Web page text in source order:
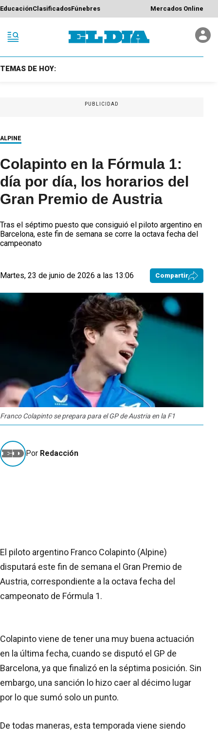
EducaciónClasificadosFúnebres Mercados Online
TEMAS DE HOY:
PUBLICIDAD
ALPINE
Colapinto en la Fórmula 1:
día por día, los horarios del
Gran Premio de Austria
Tras el séptimo puesto que consiguió el piloto argentino en
Barcelona, este fin de semana se corre la octava fecha del
campeonato
Martes, 23 de junio de 2026 a las 13:06 Compartir
Franco Colapinto se prepara para el GP de Austria en la F1
Por Redacción
El piloto argentino Franco Colapinto (Alpine)
disputará este fin de semana el Gran Premio de
Austria, correspondiente a la octava fecha del
campeonato de Fórmula 1.
Colapinto viene de tener una muy buena actuación
en la última fecha, cuando se disputó el GP de
Barcelona, ya que finalizó en la séptima posición. Sin
embargo, una sanción lo hizo caer al décimo lugar
por lo que sumó solo un punto.
De todas maneras, esta temporada viene siendo